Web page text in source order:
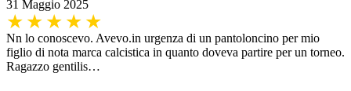
31 Maggio 2025
Nn lo conoscevo. Avevo.in urgenza di un pantoloncino per mio
figlio di nota marca calcistica in quanto doveva partire per un torneo.
Ragazzo gentilis…